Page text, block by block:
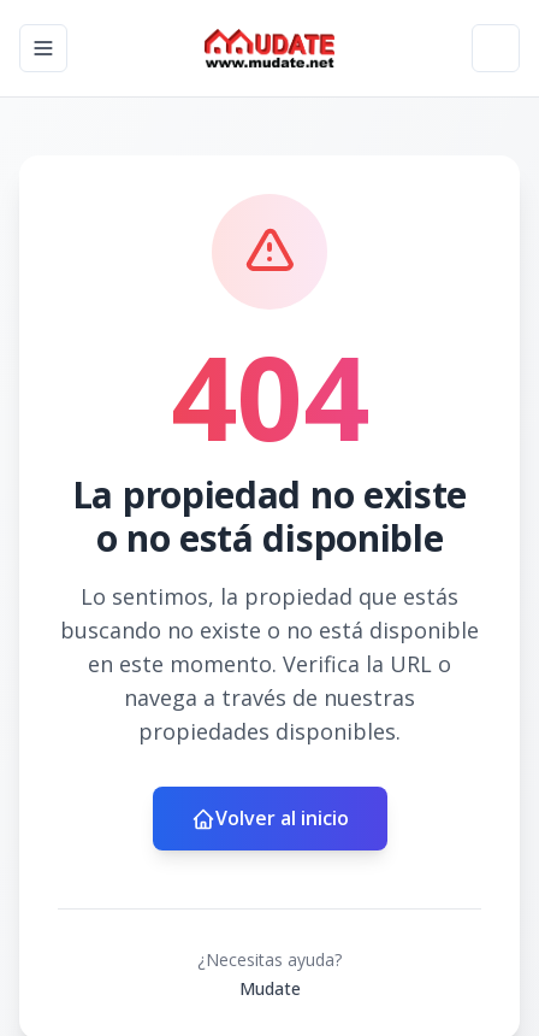
Toggle navigation menu
404
La propiedad no existe
o no está disponible
Lo sentimos, la propiedad que estás
buscando no existe o no está disponible
en este momento. Verifica la URL o
navega a través de nuestras
propiedades disponibles.
Volver al inicio
¿Necesitas ayuda?
Mudate